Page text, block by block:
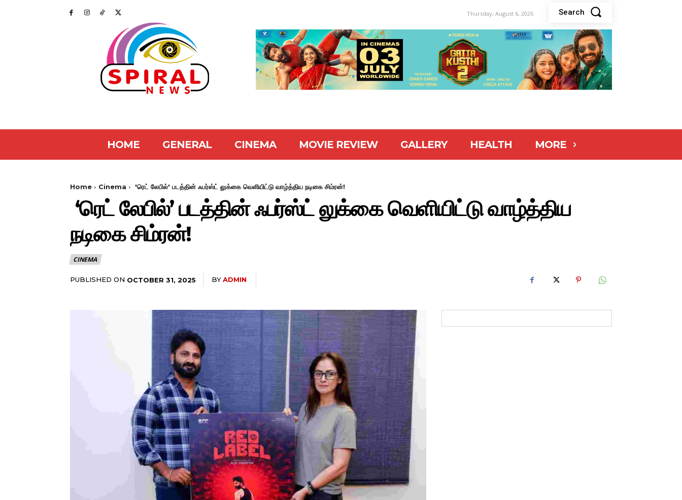
Thursday, August 6, 2026 Search
HOME GENERAL CINEMA MOVIE REVIEW GALLERY HEALTH MORE
Home Cinema 'ரெட் லேபில்' படத்தின் ஃபர்ஸ்ட் லுக்கை வெளியிட்டு வாழ்த்திய நடிகை சிம்ரன்!
‘ரெட் லேபில்’ படத்தின் ஃபர்ஸ்ட் லுக்கை வெளியிட்டு வாழ்த்திய
நடிகை சிம்ரன்!
CINEMA
PUBLISHED ON OCTOBER 31, 2025 BYADMIN